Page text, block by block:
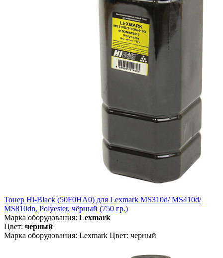
Тонер Hi-Black (50F0HA0) для Lexmark MS310d/ MS410d/
MS810dn, Polyester, чёрный (750 гр.)
Марка оборудования: Lexmark
Цвет: черный
Марка оборудования: Lexmark Цвет: черный